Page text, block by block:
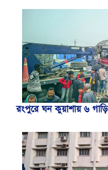
রংপুরে ঘন কুয়াশায় ৬